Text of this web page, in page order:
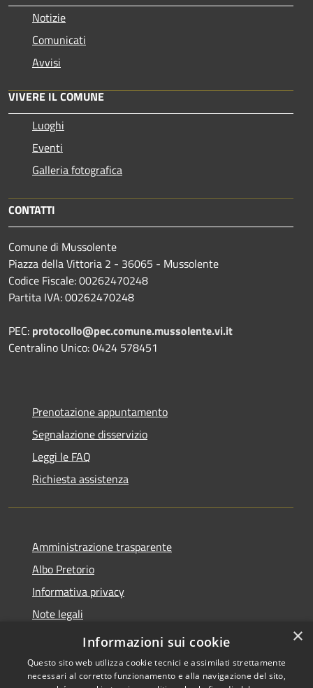
Notizie
Comunicati
Avvisi
VIVERE IL COMUNE
Luoghi
Eventi
Galleria fotografica
CONTATTI
Comune di Mussolente
Piazza della Vittoria 2 - 36065 - Mussolente
Codice Fiscale: 00262470248
Partita IVA: 00262470248
PEC: protocollo@pec.comune.mussolente.vi.it
Centralino Unico: 0424 578451
Prenotazione appuntamento
Segnalazione disservizio
Leggi le FAQ
Richiesta assistenza
Amministrazione trasparente
Albo Pretorio
Informativa privacy
Note legali
Dichiarazione di accessibilità
×
Informazioni sui cookie
Questo sito web utilizza cookie tecnici e assimilati strettamente
necessari al corretto funzionamento e alla navigazione del sito,